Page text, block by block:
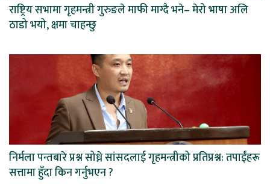
राष्ट्रिय सभामा गृहमन्त्री गुरुङले माफी माग्दै भने– मेरो भाषा अलि
ठाडो भयो, क्षमा चाहन्छु
निर्मला पन्तबारे प्रश्न सोध्ने सांसदलाई गृहमन्त्रीको प्रतिप्रश्न: तपाईंहरू
सत्तामा हुँदा किन गर्नुभएन ?